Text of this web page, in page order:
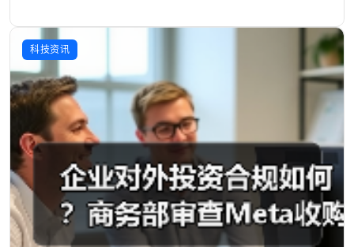
科技资讯